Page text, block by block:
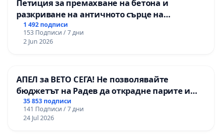
Петиция за премахване на бетона и
разкриване на античното сърце на
Могиланската могила във Враца
1 492 подписи
153 Подписи / 7 дни
2 Jun 2026
АПЕЛ за ВЕТО СЕГА! Не позволявайте
бюджетът на Радев да открадне парите и
правата ни в тъмното
35 853 подписи
141 Подписи / 7 дни
24 Jul 2026